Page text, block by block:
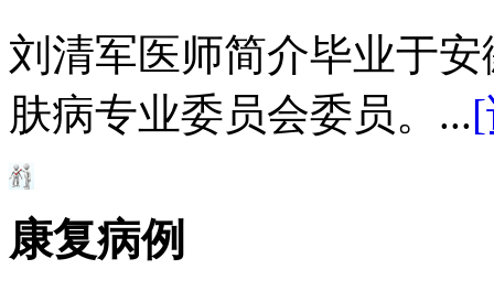
刘清军医师简介毕业于
肤病专业委员会委员。...
康复病例